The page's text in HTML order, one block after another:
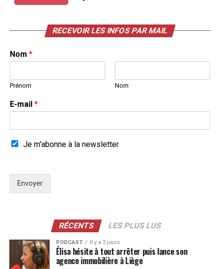
RECEVOIR LES INFOS PAR MAIL
Nom *
Prénom Nom
E-mail *
Je m'abonne à la newsletter
Envoyer
RÉCENTS LES PLUS LUS
PODCAST Il y a 2 jours
Élisa hésite à tout arrêter puis lance son
agence immobilière à Liège